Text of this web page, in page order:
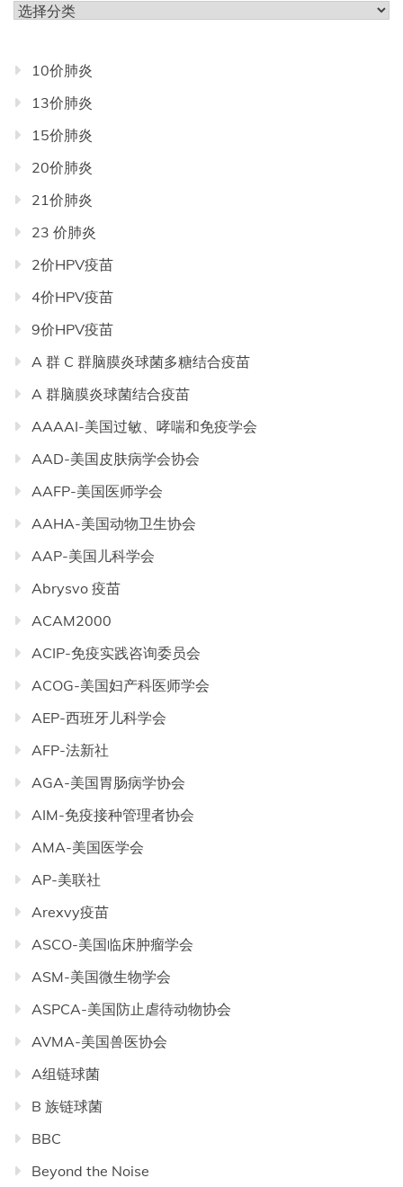
分
导
航
10价肺炎
13价肺炎
15价肺炎
20价肺炎
21价肺炎
23 价肺炎
2价HPV疫苗
4价HPV疫苗
9价HPV疫苗
A 群 C 群脑膜炎球菌多糖结合疫苗
A 群脑膜炎球菌结合疫苗
AAAAI-美国过敏、哮喘和免疫学会
AAD-美国皮肤病学会协会
AAFP-美国医师学会
AAHA-美国动物卫生协会
AAP-美国儿科学会
Abrysvo 疫苗
ACAM2000
ACIP-免疫实践咨询委员会
ACOG-美国妇产科医师学会
AEP-西班牙儿科学会
AFP-法新社
AGA-美国胃肠病学协会
AIM-免疫接种管理者协会
AMA-美国医学会
AP-美联社
Arexvy疫苗
ASCO-美国临床肿瘤学会
ASM-美国微生物学会
ASPCA-美国防止虐待动物协会
AVMA-美国兽医协会
A组链球菌
B 族链球菌
BBC
Beyond the Noise